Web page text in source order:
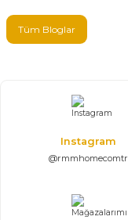
Tüm Bloglar
Instagram
@rmmhomecomtr